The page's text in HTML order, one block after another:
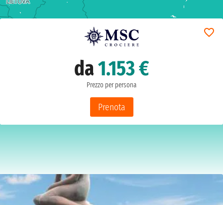
da1.153 €
Prezzo per persona
Prenota